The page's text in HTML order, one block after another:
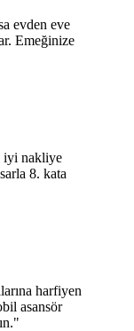
evden eve
Emeğinize
iyi nakliye
8. kata
harfiyen
asansör
"